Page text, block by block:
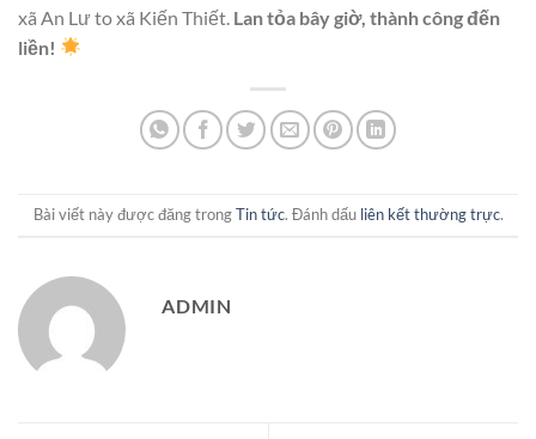
xã An Lư to xã Kiến Thiết. Lan tỏa bây giờ, thành công đến
liền!
Bài viết này được đăng trongTin tức. Đánh dấu liên kết thường trực.
ADMIN